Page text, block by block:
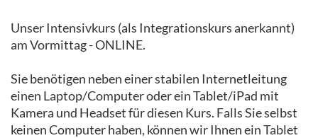
Unser Intensivkurs (als Integrationskurs anerkannt)
am Vormittag - ONLINE.
Sie benötigen neben einer stabilen Internetleitung
einen Laptop/Computer oder ein Tablet/iPad mit
Kamera und Headset für diesen Kurs. Falls Sie selbst
keinen Computer haben, können wir Ihnen ein Tablet